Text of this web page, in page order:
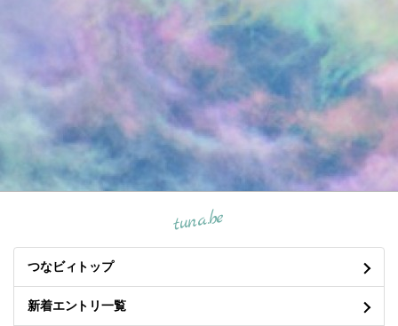
tuna.be
つなビィトップ
新着エントリ一覧